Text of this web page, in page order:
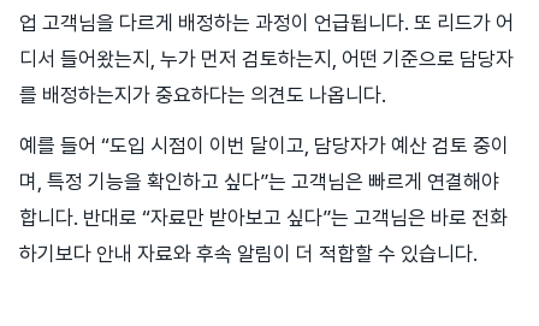
업 고객님을 다르게 배정하는 과정이 언급됩니다. 또 리드가 어
디서 들어왔는지, 누가 먼저 검토하는지, 어떤 기준으로 담당자
를 배정하는지가 중요하다는 의견도 나옵니다.
예를 들어 “도입 시점이 이번 달이고, 담당자가 예산 검토 중이
며, 특정 기능을 확인하고 싶다”는 고객님은 빠르게 연결해야
합니다. 반대로 “자료만 받아보고 싶다”는 고객님은 바로 전화
하기보다 안내 자료와 후속 알림이 더 적합할 수 있습니다.